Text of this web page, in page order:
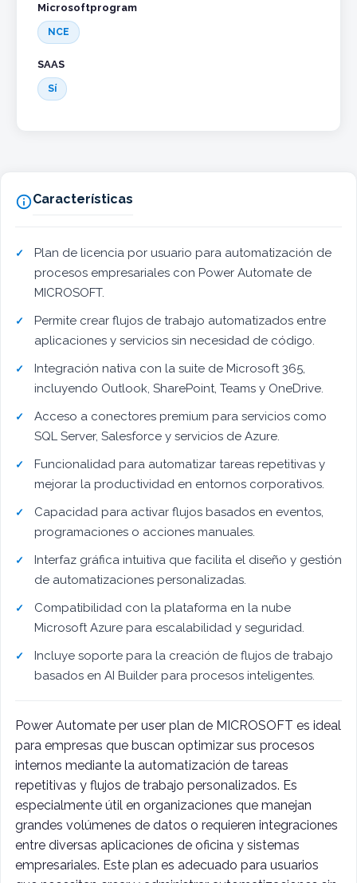
Microsoftprogram
NCE
SAAS
Sí
Características
Plan de licencia por usuario para automatización de
procesos empresariales con Power Automate de
MICROSOFT.
Permite crear flujos de trabajo automatizados entre
aplicaciones y servicios sin necesidad de código.
Integración nativa con la suite de Microsoft 365,
incluyendo Outlook, SharePoint, Teams y OneDrive.
Acceso a conectores premium para servicios como
SQL Server, Salesforce y servicios de Azure.
Funcionalidad para automatizar tareas repetitivas y
mejorar la productividad en entornos corporativos.
Capacidad para activar flujos basados en eventos,
programaciones o acciones manuales.
Interfaz gráfica intuitiva que facilita el diseño y gestión
de automatizaciones personalizadas.
Compatibilidad con la plataforma en la nube
Microsoft Azure para escalabilidad y seguridad.
Incluye soporte para la creación de flujos de trabajo
basados en AI Builder para procesos inteligentes.
Power Automate per user plan de MICROSOFT es ideal
para empresas que buscan optimizar sus procesos
internos mediante la automatización de tareas
repetitivas y flujos de trabajo personalizados. Es
especialmente útil en organizaciones que manejan
grandes volúmenes de datos o requieren integraciones
entre diversas aplicaciones de oficina y sistemas
empresariales. Este plan es adecuado para usuarios